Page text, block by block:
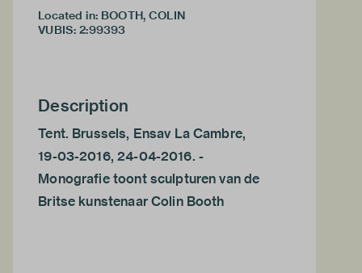
Located in: BOOTH, COLIN
VUBIS: 2:99393
Description
Tent. Brussels, Ensav La Cambre,
19-03-2016, 24-04-2016. -
Monografie toont sculpturen van de
Britse kunstenaar Colin Booth